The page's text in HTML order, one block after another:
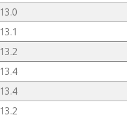
13.0
13.1
13.2
13.4
13.4
13.2